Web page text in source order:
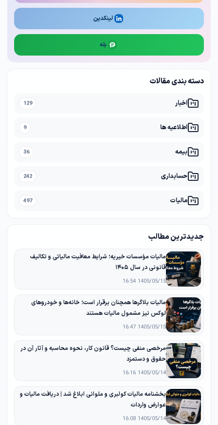
لینکدین
بله
دسته بندی مقالات
اخبار 129
اطلاعیه ها 9
بیمه 36
حسابداری 242
مالیات 497
جدیدترین مطالب
مالیات مؤسسات خیریه؛ شرایط معافیت مالیاتی و تکالیف
قانونی در سال ۱۴۰۵
1405/05/15 16:54
مالیات بلاگرها همچنان برقرار است؛ خانه‌ها و خودروهای
لوکس نیز مشمول مالیات هستند
1405/05/15 16:47
مرخصی منفی چیست؟ قانون کار، نحوه محاسبه و آثار آن در
حقوق و دستمزد
1405/05/14 16:16
بخشنامه مالیات کولبری و ملوانی ابلاغ شد | دریافت مالیات و
عوارض واردات
1405/05/14 16:08